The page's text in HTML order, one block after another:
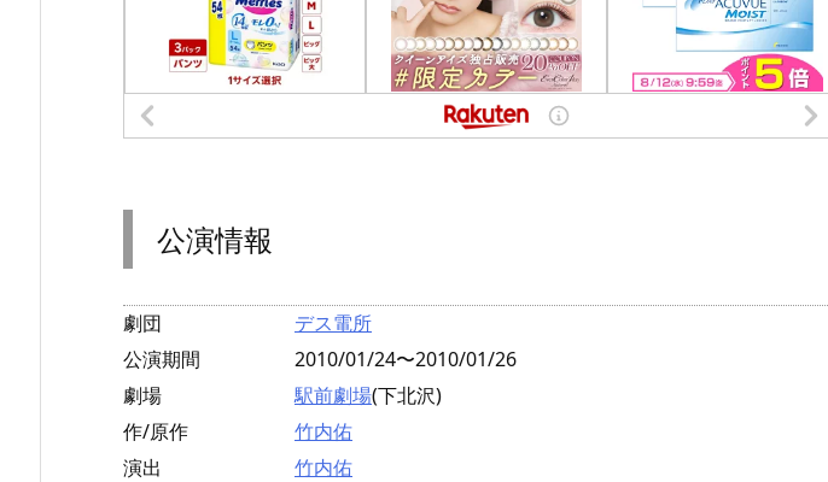
公演情報
劇団
デス電所
公演期間
2010/01/24〜2010/01/26
劇場
駅前劇場(下北沢)
作/原作
竹内佑
演出
竹内佑